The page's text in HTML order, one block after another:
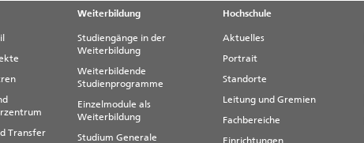
Transfer
Weiterbildung
Studiengänge in der
Weiterbildung
Weiterbildende
Studienprogramme
Einzelmodule als
Weiterbildung
Studium Generale
Hochschule
Aktuelles
Portrait
Standorte
Leitung und Gremien
Fachbereiche